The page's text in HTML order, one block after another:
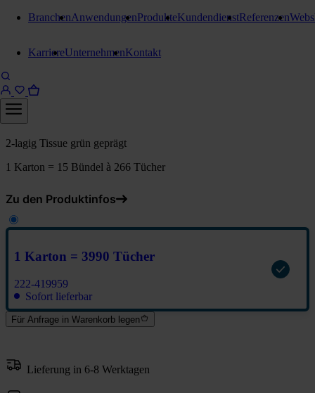
BranchenAnwendungenProdukteKundendienstReferenzen
KarriereUnternehmenKontakt
Stangl Falthandtuch V-Falz, 2
lagig, Grün
2-lagig Tissue grün geprägt
1 Karton = 15 Bündel à 266 Tücher
Zu den Produktinfos
1 Karton = 3990 Tücher
222-419959
Sofort lieferbar
Für Anfrage in Warenkorb legen
Lieferung in 6-8 Werktagen